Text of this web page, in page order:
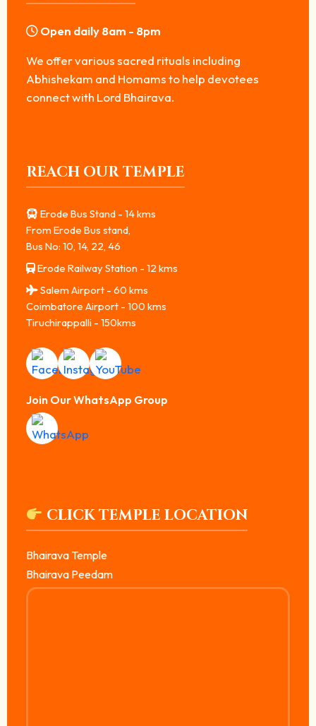
Open daily 8am - 8pm
We offer various sacred rituals including
Abhishekam and Homams to help devotees
connect with Lord Bhairava.
REACH OUR TEMPLE
Erode Bus Stand - 14 kms
From Erode Bus stand,
Bus No: 10, 14, 22, 46
Erode Railway Station - 12 kms
Salem Airport - 60 kms
Coimbatore Airport - 100 kms
Tiruchirappalli - 150kms
Join Our WhatsApp Group
CLICK TEMPLE LOCATION
Bhairava Temple
Bhairava Peedam